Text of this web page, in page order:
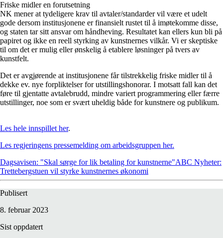
Friske midler en forutsetning
NK mener at tydeligere krav til avtaler/standarder vil være et udelt
gode dersom institusjonene er finansielt rustet til å imøtekomme disse,
og staten tar sitt ansvar om håndheving. Resultatet kan ellers kun bli på
papiret og ikke en reell styrking av kunstnernes vilkår. Vi er skeptiske
til om det er mulig eller ønskelig å etablere løsninger på tvers av
kunstfelt.
Det er avgjørende at institusjonene får tilstrekkelig friske midler til å
dekke ev. nye forpliktelser for utstillingshonorar. I motsatt fall kan det
føre til gjentatte avtalebrudd, mindre variert programmering eller færre
utstillinger, noe som er svært uheldig både for kunstnere og publikum.
Les hele innspillet her.
Les regjeringens pressemelding om arbeidsgruppen her.
Dagsavisen: "Skal sørge for lik betaling for kunstnerne"ABC Nyheter:
Trettebergstuen vil styrke kunstnernes økonomi
Publisert
8. februar 2023
Sist oppdatert